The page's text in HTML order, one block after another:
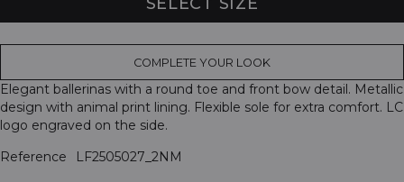
COMPLETE YOUR LOOK
Elegant ballerinas with a round toe and front bow detail. Metallic
design with animal print lining. Flexible sole for extra comfort. LC
logo engraved on the side.
Reference
LF2505027_2NM